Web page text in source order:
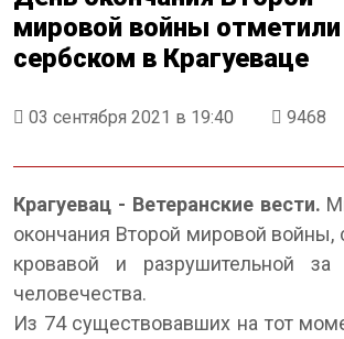
мировой войны
сербском в Крагуеваце
03 сентября 2021 в 19:40 9468
Крагуевац - Ветеранские вести.
окончания Второй мировой войны,
кровавой и разрушительной
человечества.
Из 74 существовавших на тот